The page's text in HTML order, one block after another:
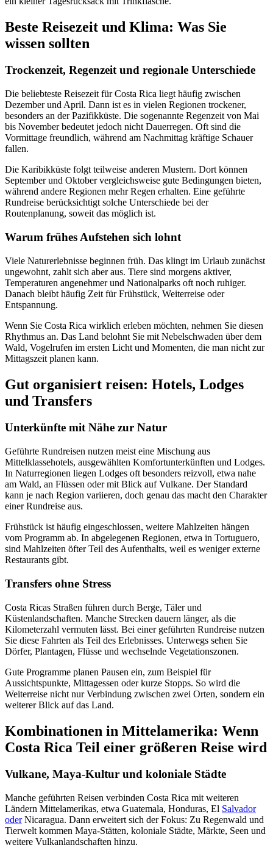
Beste Reisezeit und Klima: Was Sie
wissen sollten
Trockenzeit, Regenzeit und regionale Unterschiede
Die beliebteste Reisezeit für Costa Rica liegt häufig zwischen
Dezember und April. Dann ist es in vielen Regionen trockener,
besonders an der Pazifikküste. Die sogenannte Regenzeit von Mai
bis November bedeutet jedoch nicht Dauerregen. Oft sind die
Vormittage freundlich, während am Nachmittag kräftige Schauer
fallen.
Die Karibikküste folgt teilweise anderen Mustern. Dort können
September und Oktober vergleichsweise gute Bedingungen bieten,
während andere Regionen mehr Regen erhalten. Eine geführte
Rundreise berücksichtigt solche Unterschiede bei der
Routenplanung, soweit das möglich ist.
Warum frühes Aufstehen sich lohnt
Viele Naturerlebnisse beginnen früh. Das klingt im Urlaub zunächst
ungewohnt, zahlt sich aber aus. Tiere sind morgens aktiver,
Temperaturen angenehmer und Nationalparks oft noch ruhiger.
Danach bleibt häufig Zeit für Frühstück, Weiterreise oder
Entspannung.
Wenn Sie Costa Rica wirklich erleben möchten, nehmen Sie diesen
Rhythmus an. Das Land belohnt Sie mit Nebelschwaden über dem
Wald, Vogelrufen im ersten Licht und Momenten, die man nicht zur
Mittagszeit planen kann.
Gut organisiert reisen: Hotels, Lodges
und Transfers
Unterkünfte mit Nähe zur Natur
Geführte Rundreisen nutzen meist eine Mischung aus
Mittelklassehotels, ausgewählten Komfortunterkünften und Lodges.
In Naturregionen liegen Lodges oft besonders reizvoll, etwa nahe
am Wald, an Flüssen oder mit Blick auf Vulkane. Der Standard
kann je nach Region variieren, doch genau das macht den Charakter
einer Rundreise aus.
Frühstück ist häufig eingeschlossen, weitere Mahlzeiten hängen
vom Programm ab. In abgelegenen Regionen, etwa in Tortuguero,
sind Mahlzeiten öfter Teil des Aufenthalts, weil es weniger externe
Restaurants gibt.
Transfers ohne Stress
Costa Ricas Straßen führen durch Berge, Täler und
Küstenlandschaften. Manche Strecken dauern länger, als die
Kilometerzahl vermuten lässt. Bei einer geführten Rundreise nutzen
Sie diese Fahrten als Teil des Erlebnisses. Unterwegs sehen Sie
Dörfer, Plantagen, Flüsse und wechselnde Vegetationszonen.
Gute Programme planen Pausen ein, zum Beispiel für
Aussichtspunkte, Mittagessen oder kurze Stopps. So wird die
Weiterreise nicht nur Verbindung zwischen zwei Orten, sondern ein
weiterer Blick auf das Land.
Kombinationen in Mittelamerika: Wenn
Costa Rica Teil einer größeren Reise wird
Vulkane, Maya-Kultur und koloniale Städte
Manche geführten Reisen verbinden Costa Rica mit weiteren
Ländern Mittelamerikas, etwa Guatemala, Honduras, El Salvador
oderNicaragua. Dann erweitert sich der Fokus: Zu Regenwald und
Tierwelt kommen Maya-Stätten, koloniale Städte, Märkte, Seen und
weitere Vulkanlandschaften hinzu.